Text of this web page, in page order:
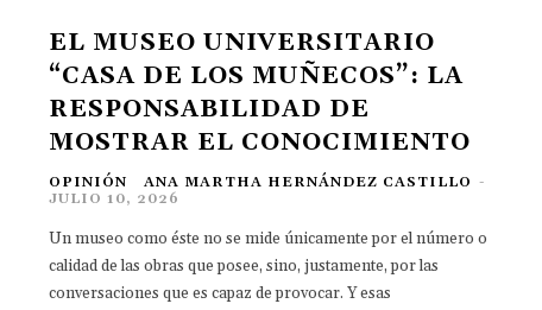
EL MUSEO UNIVERSITARIO
“CASA DE LOS MUÑECOS”: LA
RESPONSABILIDAD DE
MOSTRAR EL CONOCIMIENTO
OPINIÓN ANA MARTHA HERNÁNDEZ CASTILLO -
JULIO 10, 2026
Un museo como éste no se mide únicamente por el número o
calidad de las obras que posee, sino, justamente, por las
conversaciones que es capaz de provocar. Y esas